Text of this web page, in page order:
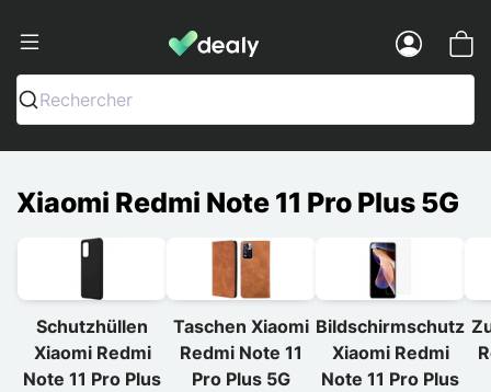
Dealy - Hüllen und Zubehör für
Rechercher
Xiaomi Redmi Note 11 Pro Plus 5G
Schutzhüllen
Xiaomi Redmi
Note 11 Pro Plus
Taschen Xiaomi
Redmi Note 11
Pro Plus 5G
Bildschirmschutz
Xiaomi Redmi
Note 11 Pro Plus